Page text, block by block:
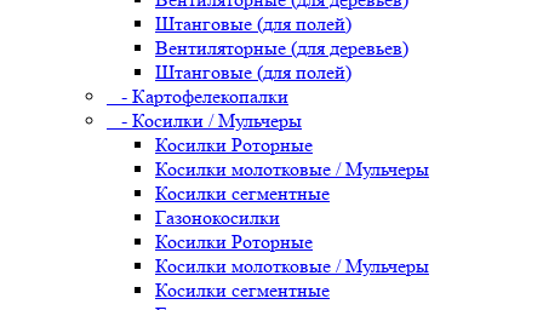
Штанговые (для полей)
Вентиляторные (для деревьев)
Штанговые (для полей)
- Картофелекопалки
- Косилки / Мульчеры
Косилки Роторные
Косилки молотковые / Мульчеры
Косилки сегментные
Газонокосилки
Косилки Роторные
Косилки молотковые / Мульчеры
Косилки сегментные